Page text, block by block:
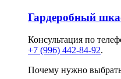
Гардеробный
Консультация по
+7 (996) 442-84-92.
Почему нужно